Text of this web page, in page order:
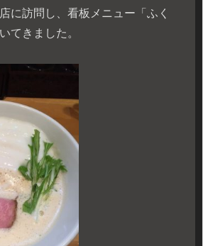
に訪問し、看板メニュー「ふく
てきました。